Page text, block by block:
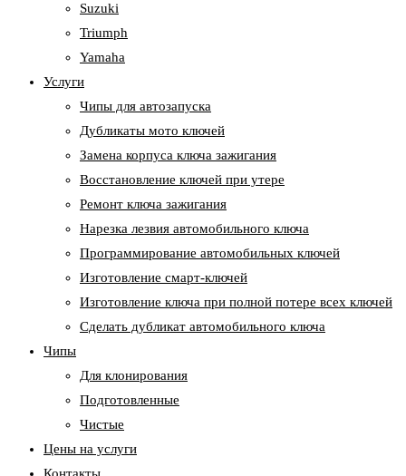
Suzuki
Triumph
Yamaha
Услуги
Чипы для автозапуска
Дубликаты мото ключей
Замена корпуса ключа зажигания
Восстановление ключей при утере
Ремонт ключа зажигания
Нарезка лезвия автомобильного ключа
Программирование автомобильных ключей
Изготовление смарт-ключей
Изготовление ключа при полной потере всех ключей
Cделать дубликат автомобильного ключа
Чипы
Для клонирования
Подготовленные
Чистые
Цены на услуги